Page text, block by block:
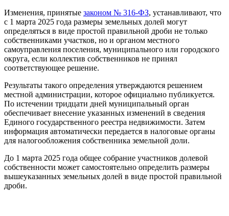
Изменения, принятые законом № 316-ФЗ, устанавливают, что
с 1 марта 2025 года размеры земельных долей могут
определяться в виде простой правильной дроби не только
собственниками участков, но и органом местного
самоуправления поселения, муниципального или городского
округа, если коллектив собственников не принял
соответствующее решение.
Результаты такого определения утверждаются решением
местной администрации, которое официально публикуется.
По истечении тридцати дней муниципальный орган
обеспечивает внесение указанных изменений в сведения
Единого государственного реестра недвижимости. Затем
информация автоматически передается в налоговые органы
для налогообложения собственника земельной доли.
До 1 марта 2025 года общее собрание участников долевой
собственности может самостоятельно определить размеры
вышеуказанных земельных долей в виде простой правильной
дроби.